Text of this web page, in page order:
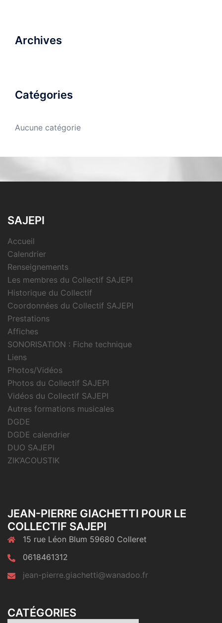
Archives
Catégories
Aucune catégorie
SAJEPI
Accueil
Calendrier
Renseignements
Les membres du Collectif SAJEPI
Historique du Collectif
Coordonnées du Collectif SAJEPI
Prestations
Affiches
SONORISATION : Fiche technique
Liens
Photos/Vidéos
Photos du Collectif SAJEPI
Vidéos du Collectif SAJEPI
Autres formations musicales
DGDE
DGDE calendrier
DUO SAJEPI
ZIK’ACOUSTIK
JEAN-PIERRE GIACHETTI POUR LE
COLLECTIF SAJEPI
15 rue Léon Blum 59680 Colleret
0618461312
jean-pierre.giachetti@wanadoo.fr
CATÉGORIES